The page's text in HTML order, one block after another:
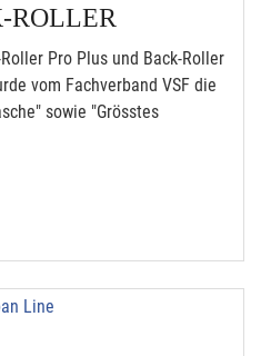
ROLLER
Pro Plus und Back-Roller
vom Fachverband VSF die
sowie "Grösstes